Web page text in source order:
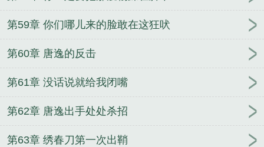
第59章 你们哪儿来的脸敢在这狂吠
第60章 唐逸的反击
第61章 没话说就给我闭嘴
第62章 唐逸出手处处杀招
第63章 绣春刀第一次出鞘